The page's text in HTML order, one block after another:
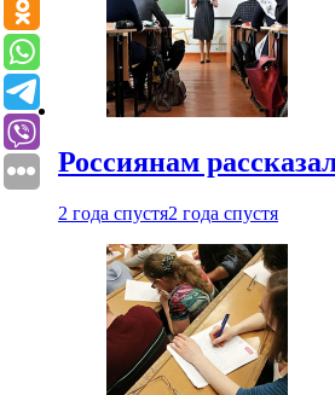
Россиянам
2 года спустя2 года спустя